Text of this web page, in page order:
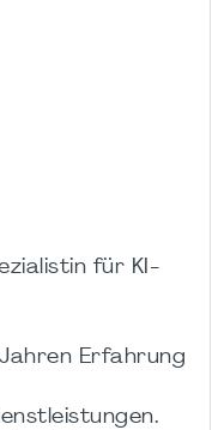
für KI-
Erfahrung